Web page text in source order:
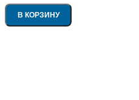
В КОРЗИНУ